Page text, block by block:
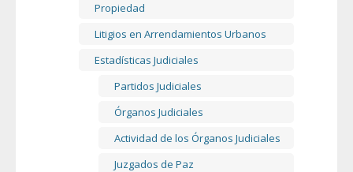
Propiedad
Litigios en Arrendamientos Urbanos
Estadísticas Judiciales
Partidos Judiciales
Órganos Judiciales
Actividad de los Órganos Judiciales
Juzgados de Paz